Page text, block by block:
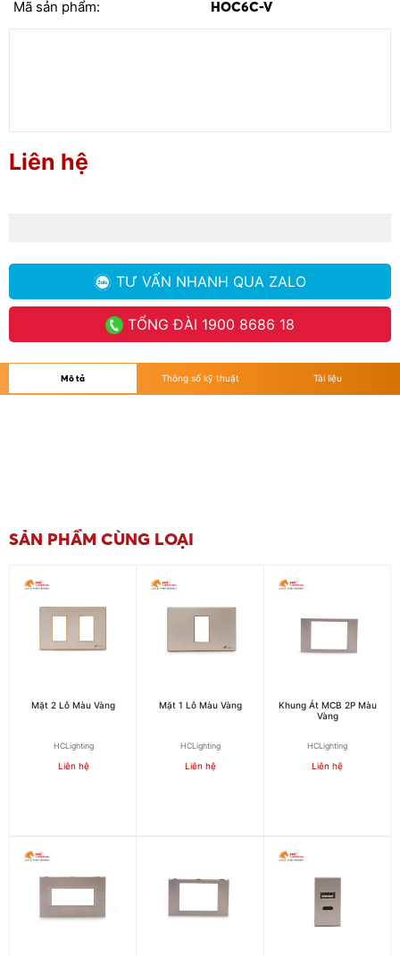
Mã sản phẩm:
HOC6C-V
Liên hệ
TƯ VẤN NHANH QUA ZALO
TỔNG ĐÀI 1900 8686 18
Mô tả Thông số kỹ thuật Tài liệu
SẢN PHẨM CÙNG LOẠI
Mặt 2 Lỗ Màu Vàng
HCLighting
Liên hệ
Mặt 1 Lỗ Màu Vàng
HCLighting
Liên hệ
Khung Át MCB 2P Màu
Vàng
HCLighting
Liên hệ